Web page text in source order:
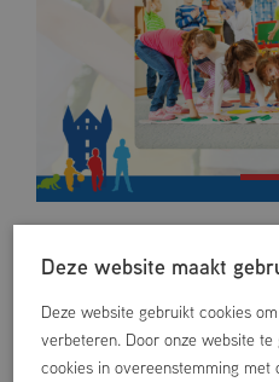
WAT ER NOG
Deze website maakt
Deze website gebruikt cookies
verbeteren. Door onze website
cookies in overeenstemming met